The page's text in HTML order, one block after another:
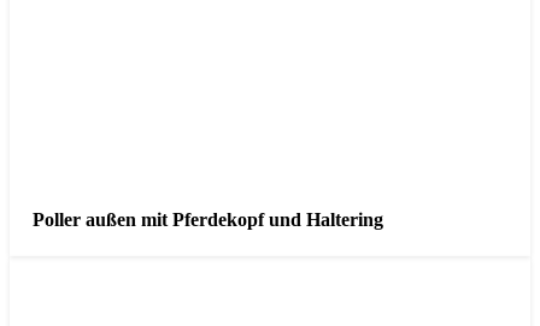
Poller außen mit Pferdekopf und Haltering